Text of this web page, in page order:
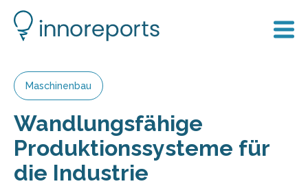
Maschinenbau
Wandlungsfähige
Produktionssysteme für
die Industrie